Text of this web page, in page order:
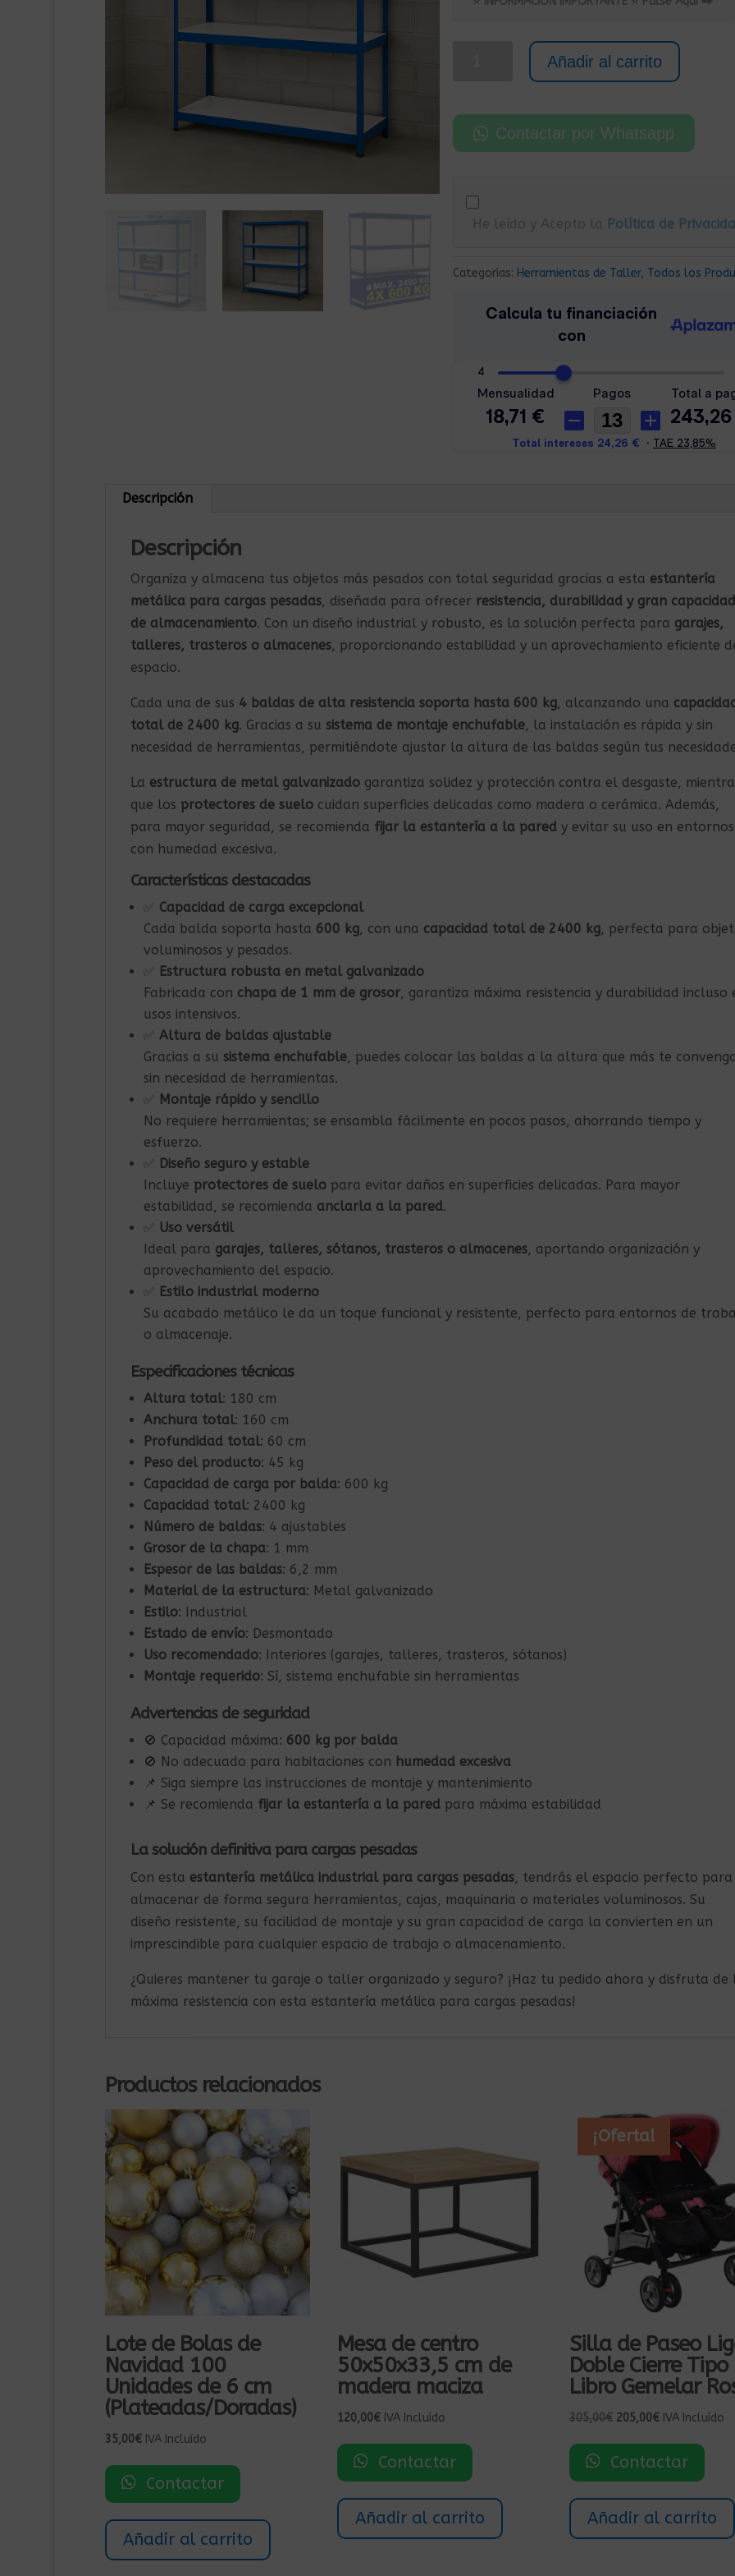
315,00€.219,00€.
Trastero
160x60x180
Kg
Añadir al carrito
Contactar por Whatsapp
He leído y Acepto la Política de
Categorías: Herramientas de Taller, Todos los
Descripción
Descripción
Organiza y almacena tus objetos más pesados con total seguridad gracias a esta estantería
metálica para cargas pesadas, diseñada para ofrecer resistencia, durabilidad y gran capacidad
de almacenamiento. Con un diseño industrial y robusto, es la solución perfecta para garajes,
talleres, trasteros o almacenes, proporcionando estabilidad y un aprovechamiento eficiente
espacio.
Cada una de sus 4 baldas de alta resistencia soporta hasta 600 kg, alcanzando una
total de 2400 kg. Gracias a su sistema de montaje enchufable, la instalación es rápida y sin
necesidad de herramientas, permitiéndote ajustar la altura de las baldas según tus
La estructura de metal galvanizadogarantiza solidez y protección contra el desgaste,
que los protectores de suelocuidan superficies delicadas como madera o cerámica. Además,
para mayor seguridad, se recomienda fijar la estantería a la paredy evitar su uso en entornos
con humedad excesiva.
Características destacadas
✅ Capacidad de carga excepcional
Cada balda soporta hasta 600 kg, con una capacidad total de 2400 kg, perfecta para
voluminosos y pesados.
✅ Estructura robusta en metal galvanizado
Fabricada con chapa de 1 mm de grosor, garantiza máxima resistencia y durabilidad incluso
usos intensivos.
✅ Altura de baldas ajustable
Gracias a su sistema enchufable, puedes colocar las baldas a la altura que más te
sin necesidad de herramientas.
✅ Montaje rápido y sencillo
No requiere herramientas; se ensambla fácilmente en pocos pasos, ahorrando tiempo y
esfuerzo.
✅ Diseño seguro y estable
Incluye protectores de suelopara evitar daños en superficies delicadas. Para mayor
estabilidad, se recomienda anclarla a la pared.
✅ Uso versátil
Ideal para garajes, talleres, sótanos, trasteros o almacenes, aportando organización y
aprovechamiento del espacio.
✅ Estilo industrial moderno
Su acabado metálico le da un toque funcional y resistente, perfecto para entornos de
o almacenaje.
Especificaciones técnicas
Altura total: 180 cm
Anchura total: 160 cm
Profundidad total: 60 cm
Peso del producto: 45 kg
Capacidad de carga por balda: 600 kg
Capacidad total: 2400 kg
Número de baldas: 4 ajustables
Grosor de la chapa: 1 mm
Espesor de las baldas: 6,2 mm
Material de la estructura: Metal galvanizado
Estilo: Industrial
Estado de envío: Desmontado
Uso recomendado: Interiores (garajes, talleres, trasteros, sótanos)
Montaje requerido: Sí, sistema enchufable sin herramientas
Advertencias de seguridad
🚫 Capacidad máxima: 600 kg por balda
🚫 No adecuado para habitaciones con humedad excesiva
📌 Siga siempre las instrucciones de montaje y mantenimiento
📌 Se recomienda fijar la estantería a la paredpara máxima estabilidad
La solución definitiva para cargas pesadas
Con esta estantería metálica industrial para cargas pesadas, tendrás el espacio perfecto para
almacenar de forma segura herramientas, cajas, maquinaria o materiales voluminosos. Su
diseño resistente, su facilidad de montaje y su gran capacidad de carga la convierten en un
imprescindible para cualquier espacio de trabajo o almacenamiento.
¿Quieres mantener tu garaje o taller organizado y seguro? ¡Haz tu pedido ahora y disfruta de
máxima resistencia con esta estantería metálica para cargas pesadas!
Productos relacionados
Lote de Bolas de
Navidad 100
Unidades de 6 cm
(Plateadas/Doradas)
35,00€ IVA Incluído
Contactar
Añadir al carrito
Mesa de centro
50x50x33,5 cm de
madera maciza
120,00€ IVA Incluído
Contactar
Añadir al carrito
¡Oferta!
Silla de Paseo
Doble Cierre Tipo
Libro Gemelar
305,00€ El
original
205,00€El
actual
IVA Incluído
Contactar
Añadir al carrito